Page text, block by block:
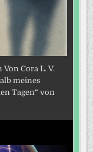
Cora L. V.
meines
Tagen“ von